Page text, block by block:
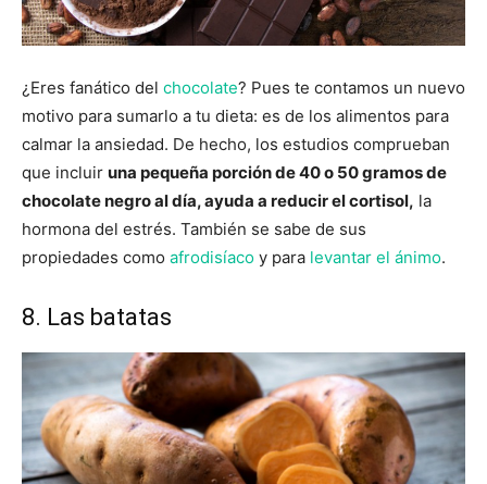
¿Eres fanático del chocolate? Pues te contamos un nuevo
motivo para sumarlo a tu dieta: es de los alimentos para
calmar la ansiedad. De hecho, los estudios comprueban
que incluir una pequeña porción de 40 o 50 gramos de
chocolate negro al día, ayuda a reducir el cortisol, la
hormona del estrés. También se sabe de sus
propiedades como afrodisíaco y para levantar el ánimo.
8. Las batatas